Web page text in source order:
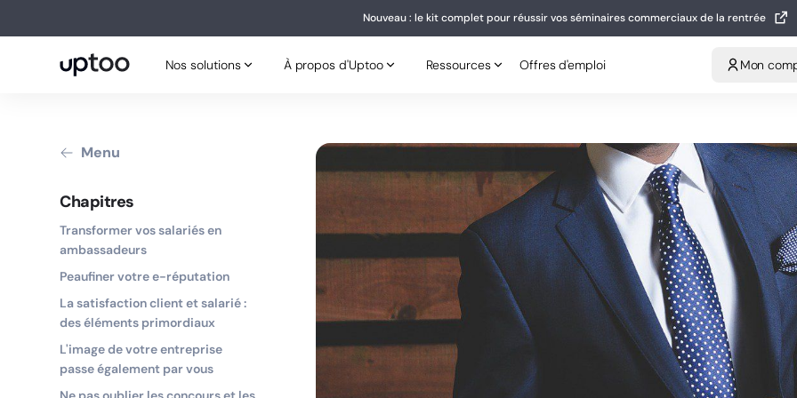
Nouveau : le kit complet pour réussir vos séminaires commerciaux de la rentrée
Nos solutions À propos d'Uptoo Ressources Offres d'emploi Mon
Nouveau : le kit complet pour réussir vos séminaires commerciaux de la rentrée
Nos solutions À propos d'Uptoo Ressources Offres d'emploi Mon
Menu
Chapitres
Transformer vos salariés en
ambassadeurs
Peaufiner votre e-réputation
La satisfaction client et salarié :
des éléments primordiaux
L'image de votre entreprise
passe également par vous